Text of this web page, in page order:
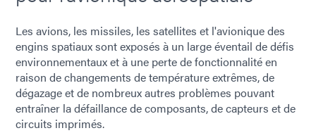
Les avions, les missiles, les satellites et l'avionique des
engins spatiaux sont exposés à un large éventail de défis
environnementaux et à une perte de fonctionnalité en
raison de changements de température extrêmes, de
dégazage et de nombreux autres problèmes pouvant
entraîner la défaillance de composants, de capteurs et de
circuits imprimés.